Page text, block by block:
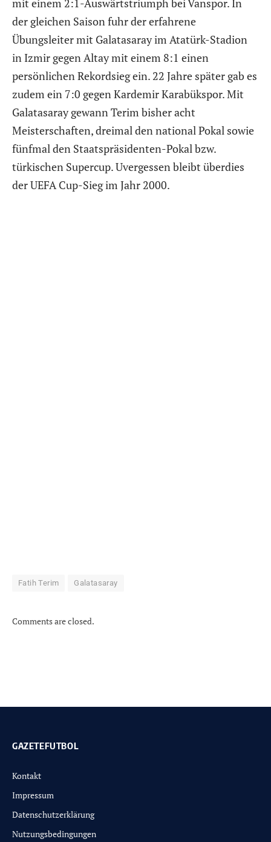
der gleichen Saison fuhr der erfahrene
Übungsleiter mit Galatasaray im Atatürk-Stadion
in Izmir gegen Altay mit einem 8:1 einen
persönlichen Rekordsieg ein. 22 Jahre später gab es
zudem ein 7:0 gegen Kardemir Karabükspor. Mit
Galatasaray gewann Terim bisher acht
Meisterschaften, dreimal den national Pokal sowie
fünfmal den Staatspräsidenten-Pokal bzw.
türkischen Supercup. Uvergessen bleibt überdies
der UEFA Cup-Sieg im Jahr 2000.
Fatih Terim Galatasaray
Comments are closed.
GAZETEFUTBOL
Kontakt
Impressum
Datenschutzerklärung
Nutzungsbedingungen